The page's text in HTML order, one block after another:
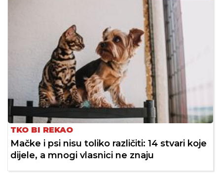
TKO BI REKAO
Mačke i psi nisu toliko različiti: 14 stvari koje
dijele, a mnogi vlasnici ne znaju